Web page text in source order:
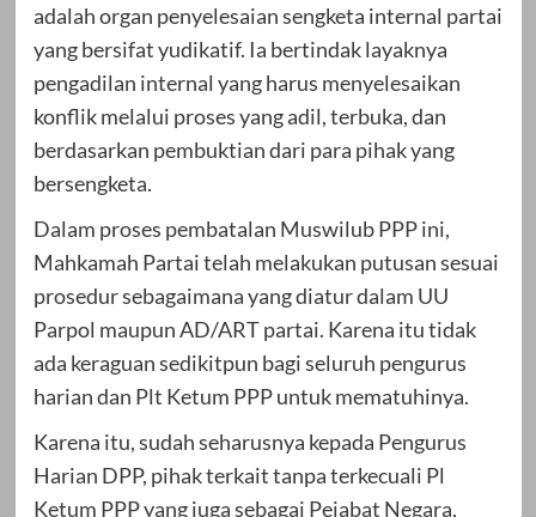
adalah organ penyelesaian sengketa internal partai
yang bersifat yudikatif. Ia bertindak layaknya
pengadilan internal yang harus menyelesaikan
konflik melalui proses yang adil, terbuka, dan
berdasarkan pembuktian dari para pihak yang
bersengketa.
Dalam proses pembatalan Muswilub PPP ini,
Mahkamah Partai telah melakukan putusan sesuai
prosedur sebagaimana yang diatur dalam UU
Parpol maupun AD/ART partai. Karena itu tidak
ada keraguan sedikitpun bagi seluruh pengurus
harian dan Plt Ketum PPP untuk mematuhinya.
Karena itu, sudah seharusnya kepada Pengurus
Harian DPP, pihak terkait tanpa terkecuali Pl
Ketum PPP yang juga sebagai Pejabat Negara,